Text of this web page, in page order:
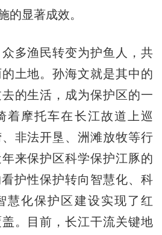
的显著成效。
渔民转变为护鱼人，共
土地。孙海文就是其中的
的生活，成为保护区的一
着摩托车在长江故道上巡
非法开垦、洲滩放牧等行
来保护区科学保护江豚的
护性保护转向智慧化、科
慧化保护区建设实现了红
。目前，长江干流关键地